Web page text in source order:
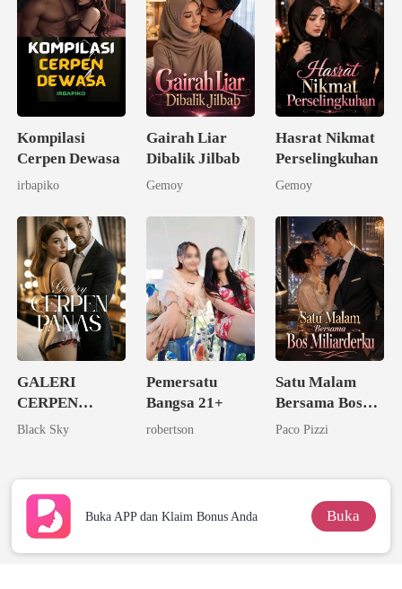
Kompilasi
Cerpen Dewasa
irbapiko
Gairah Liar
Dibalik Jilbab
Gemoy
Hasrat Nikmat
Perselingkuhan
Gemoy
GALERI
CERPEN
PANAS 21+
Black Sky
Pemersatu
Bangsa 21+
robertson
Satu Malam
Bersama Bos
Miliarderku
Paco Pizzi
Buka APP dan Klaim Bonus Anda Buka